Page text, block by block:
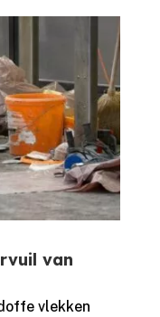
van
vlekken